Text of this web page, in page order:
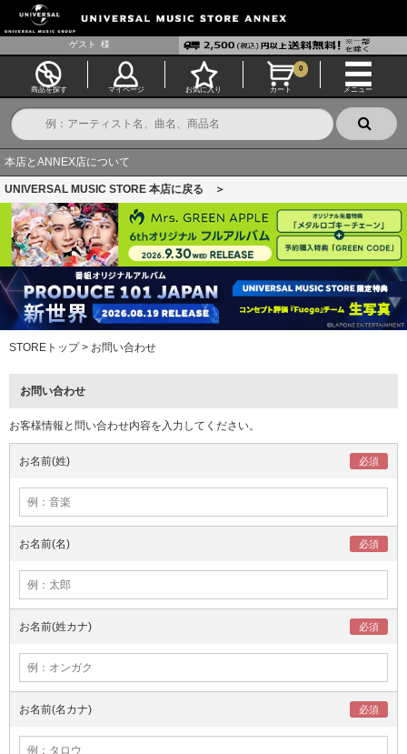
ゲスト 様
商品を探す マイページ お気に入り カート
0
メニュー
本店とANNEX店について
UNIVERSAL MUSIC STORE 本店に戻る ＞
STOREトップ> お問い合わせ
お問い合わせ
お客様情報と問い合わせ内容を入力してください。
お名前(姓)
お名前(名)
お名前(姓カナ)
お名前(名カナ)